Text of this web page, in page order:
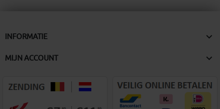
INFORMATIE 
MIJN ACCOUNT 